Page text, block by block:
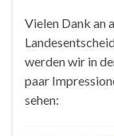
Vielen Dank an
werden wir in
paar
sehen: